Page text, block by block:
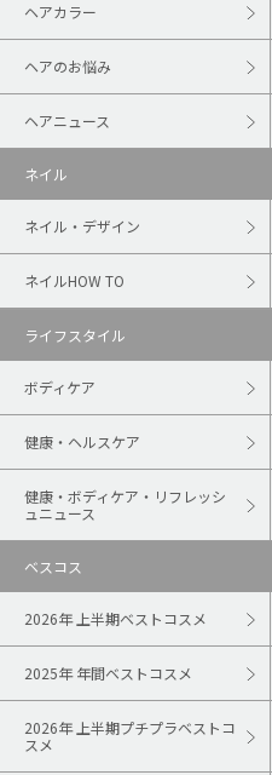
ヘアカラー
ヘアのお悩み
ヘアニュース
ネイル
ネイル・デザイン
ネイルHOW TO
ライフスタイル
ボディケア
健康・ヘルスケア
健康・ボディケア・リフレッシ
ュニュース
ベスコス
2026年 上半期ベストコスメ
2025年 年間ベストコスメ
2026年 上半期プチプラベストコ
スメ